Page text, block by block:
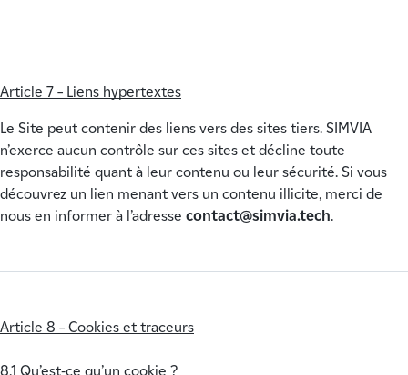
Article 7 – Liens hypertextes
Le Site peut contenir des liens vers des sites tiers. SIMVIA
n’exerce aucun contrôle sur ces sites et décline toute
responsabilité quant à leur contenu ou leur sécurité. Si vous
découvrez un lien menant vers un contenu illicite, merci de
nous en informer à l’adresse contact@simvia.tech.
Article 8 – Cookies et traceurs
8.1 Qu’est-ce qu’un cookie ?